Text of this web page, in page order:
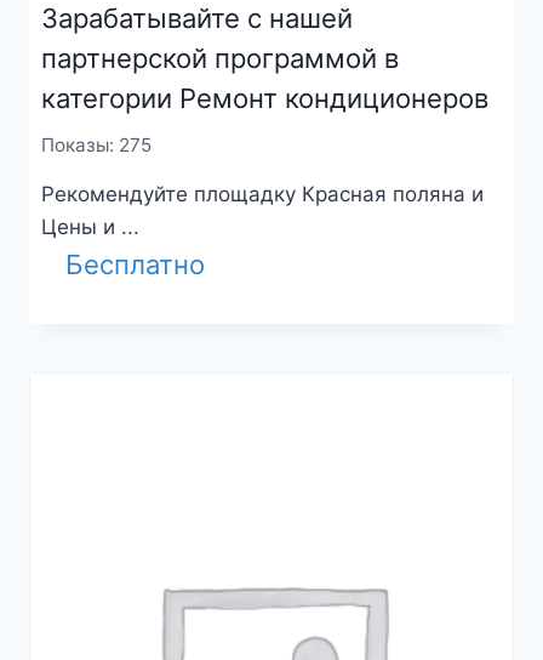
Зарабатывайте с нашей
партнерской программой в
категории Ремонт кондиционеров
Показы: 275
Рекомендуйте площадку Красная поляна и
Цены и ...
Бесплатно